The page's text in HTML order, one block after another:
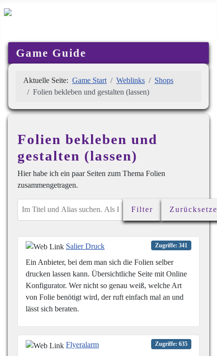
Game Guide
Aktuelle Seite: Game Start Weblinks
Shops
Folien bekleben und gestalten (lassen)
Folien bekleben und
gestalten (lassen)
Hier habe ich ein paar Seiten zum Thema Folien
zusammengetragen.
Im Titel und Alias suchen. Als Präfix „ID:“ verwenden, um
Filter
Salier Druck Zugriffe: 341
Ein Anbieter, bei dem man sich die Folien selber
drucken lassen kann. Übersichtliche Seite mit Online
Konfigurator. Wer nicht so genau weiß, welche Art
von Folie benötigt wird, der ruft einfach mal an und
lässt sich beraten.
Flyeralarm Zugriffe: 635